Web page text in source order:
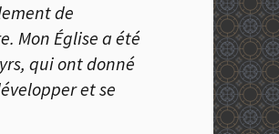
de
MonÉglise a été
qui ont donné
et se